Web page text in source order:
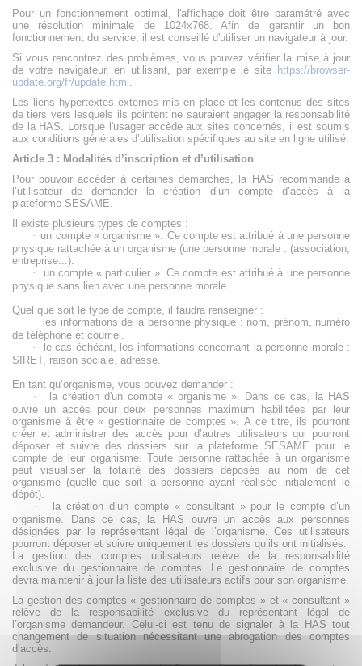
Pour un fonctionnement optimal, l'affichage doit être paramétré avec
une résolution minimale de 1024x768. Afin de garantir un bon
fonctionnement du service, il est conseillé d'utiliser un navigateur à jour.
Si vous rencontrez des problèmes, vous pouvez vérifier la mise à jour
de votre navigateur, en utilisant, par exemple le site https://browser-
update.org/fr/update.html .
Les liens hypertextes externes mis en place et les contenus des sites
de tiers vers lesquels ils pointent ne sauraient engager la responsabilité
de la HAS. Lorsque l'usager accède aux sites concernés, il est soumis
aux conditions générales d’utilisation spécifiques au site en ligne utilisé.
Article 3 : Modalités d’inscription et d’utilisation
Pour pouvoir accéder à certaines démarches, la HAS recommande à
l’utilisateur de demander la création d’un compte d’accès à la
plateforme SESAME.
Il existe plusieurs types de comptes :
· un compte « organisme ». Ce compte est attribué à une personne
physique rattachée à un organisme (une personne morale : (association,
entreprise...).
·
un compte « particulier ». Ce compte est attribué à une personne
physique sans lien avec une personne morale.
Quel que soit le type de compte, il faudra renseigner :
·
les informations de la personne physique : nom, prénom, numéro
de téléphone et courriel.
·
le cas échéant, les informations concernant la personne morale :
SIRET, raison sociale, adresse.
En tant qu’organisme, vous pouvez demander :
·
la création d'un compte « organisme ». Dans ce cas, la HAS
ouvre un accès pour deux personnes maximum habilitées par leur
organisme à être « gestionnaire de comptes ». A ce titre, ils pourront
créer et administrer des accès pour d’autres utilisateurs qui pourront
déposer et suivre des dossiers sur la plateforme SESAME pour le
compte de leur organisme. Toute personne rattachée à un organisme
peut visualiser la totalité des dossiers déposés au nom de cet
organisme (quelle que soit la personne ayant réalisée initialement le
dépôt).
·
la création d’un compte « consultant » pour le compte d’un
organisme. Dans ce cas, la HAS ouvre un accès aux personnes
désignées par le représentant légal de l’organisme. Ces utilisateurs
pourront déposer et suivre uniquement les dossiers qu’ils ont initialisés.
La gestion des comptes utilisateurs relève de la responsabilité
exclusive du gestionnaire de comptes. Le gestionnaire de comptes
devra maintenir à jour la liste des utilisateurs actifs pour son organisme.
La gestion des comptes « gestionnaire de comptes » et « consultant »
relève de la responsabilité exclusive du représentant légal de
l’organisme demandeur. Celui-ci est tenu de signaler à la HAS tout
changement de situation nécessitant une abrogation des comptes
d’accès.